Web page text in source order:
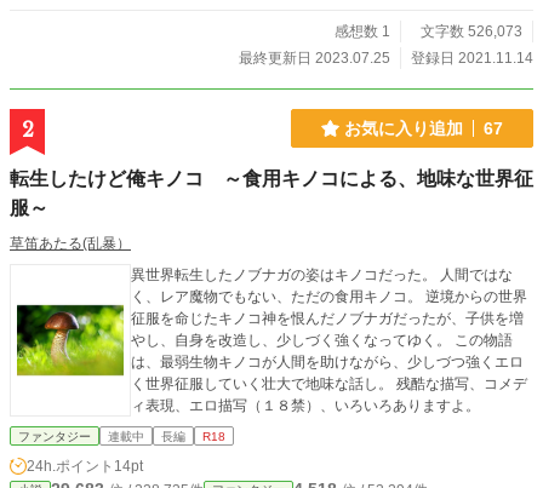
感想数 1
文字数 526,073
最終更新日 2023.07.25
登録日 2021.11.14
2 お気に入り追加 67
転生したけど俺キノコ ～食用キノコによる、地味な世界征
服～
草笛あたる(乱暴）
異世界転生したノブナガの姿はキノコだった。 人間ではな
く、レア魔物でもない、ただの食用キノコ。 逆境からの世界
征服を命じたキノコ神を恨んだノブナガだったが、子供を増
やし、自身を改造し、少しづく強くなってゆく。 この物語
は、最弱生物キノコが人間を助けながら、少しづつ強くエロ
く世界征服していく壮大で地味な話し。 残酷な描写、コメデ
ィ表現、エロ描写（１８禁）、いろいろありますよ。
ファンタジー 連載中 長編 R18
24h.ポイント 14pt